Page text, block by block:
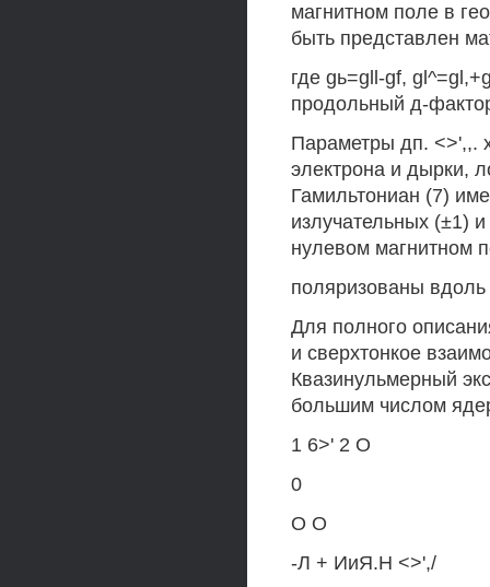
магнитном поле в
быть представлен
где gь=gll-gf,
продольный д-
Параметры дп. <>',,.
электрона и дырки,
Гамильтониан (7)
излучательных (±1)
нулевом магнитном
поляризованы
Для полного
и сверхтонкое
Квазинульмерный
большим числом
1 6>' 2 О
0
О О
-Л + ИиЯ.Н <>',/